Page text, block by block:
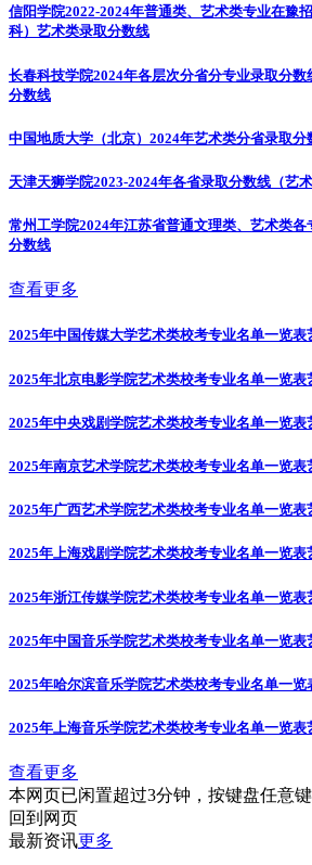
信阳学院2022-2024年普通类、艺术类专业在豫
科） 艺术类录取分数线
长春科技学院2024年各层次分省分专业录取分数
分数线
中国地质大学（北京）2024年艺术类分省录取分
天津天狮学院2023-2024年各省录取分数线（艺术
常州工学院2024年江苏省普通文理类、艺术类各
分数线
查看更多
2025年中国传媒大学艺术类校考专业名单一览表
2025年北京电影学院艺术类校考专业名单一览表
2025年中央戏剧学院艺术类校考专业名单一览表
2025年南京艺术学院艺术类校考专业名单一览表
2025年广西艺术学院艺术类校考专业名单一览表
2025年上海戏剧学院艺术类校考专业名单一览表
2025年浙江传媒学院艺术类校考专业名单一览表
2025年中国音乐学院艺术类校考专业名单一览表
2025年哈尔滨音乐学院艺术类校考专业名单一览
2025年上海音乐学院艺术类校考专业名单一览表
查看更多
本网页已闲置超过3分钟，按键盘任意
回到网页
最新资讯更多